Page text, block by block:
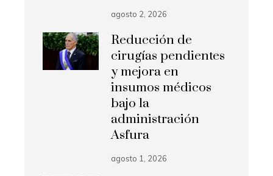
agosto 2, 2026
Reducción de
cirugías pendientes
y mejora en
insumos médicos
bajo la
administración
Asfura
agosto 1, 2026